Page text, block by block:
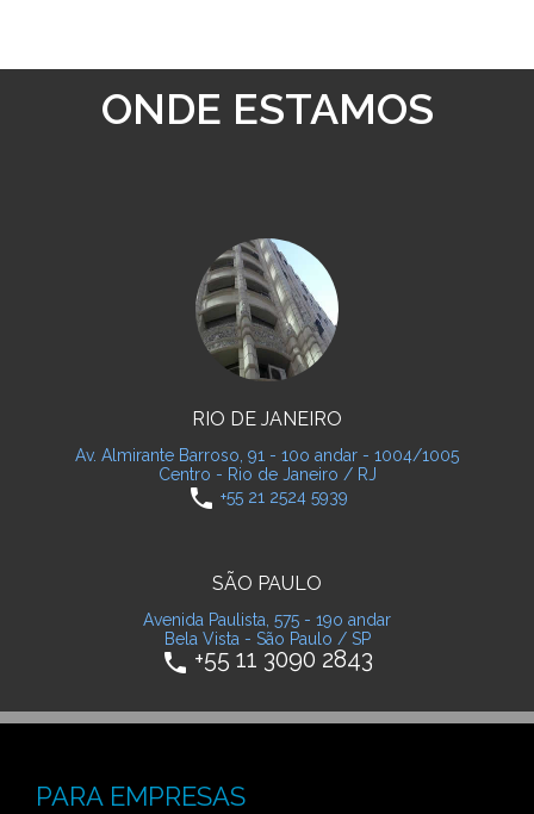
ONDE ESTAMOS
RIO DE JANEIRO
Av. Almirante Barroso, 91 - 10o andar - 1004/1005
Centro - Rio de Janeiro / RJ
phone +55 21 2524 5939
SÃO PAULO
Avenida Paulista, 575 - 19o andar
Bela Vista - São Paulo / SP
phone +55 11 3090 2843
PARA EMPRESAS